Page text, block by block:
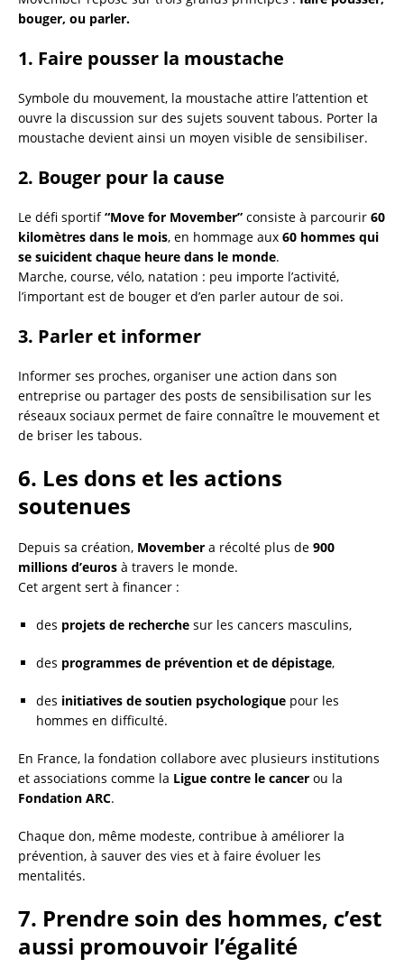
bouger, ou parler.
1. Faire pousser la moustache
Symbole du mouvement, la moustache attire l’attention et
ouvre la discussion sur des sujets souvent tabous. Porter la
moustache devient ainsi un moyen visible de sensibiliser.
2. Bouger pour la cause
Le défi sportif“Move for Movember” consiste à parcourir 60
kilomètres dans le mois, en hommage aux 60 hommes qui
se suicident chaque heure dans le monde.
Marche, course, vélo, natation : peu importe l’activité,
l’important est de bouger et d’en parler autour de soi.
3. Parler et informer
Informer ses proches, organiser une action dans son
entreprise ou partager des posts de sensibilisation sur les
réseaux sociaux permet de faire connaître le mouvement et
de briser les tabous.
6. Les dons et les actions
soutenues
Depuis sa création, Movember a récolté plus de 900
millions d’euros à travers le monde.
Cet argent sert à financer :
des projets de recherche sur les cancers masculins,
des programmes de prévention et de dépistage,
des initiatives de soutien psychologique pour les
hommes en difficulté.
En France, la fondation collabore avec plusieurs institutions
et associations comme la Ligue contre le cancer ou la
Fondation ARC.
Chaque don, même modeste, contribue à améliorer la
prévention, à sauver des vies et à faire évoluer les
mentalités.
7. Prendre soin des hommes, c’est
aussi promouvoir l’égalité